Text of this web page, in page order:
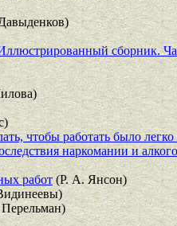
сборник.
чтобы работать было
наркомании и
работ (Р. А. Янсон)